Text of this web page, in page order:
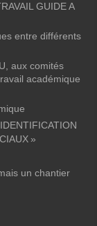
GUIDE A
entre différents
aux comités
académique
IDENTIFICATION
»
un chantier